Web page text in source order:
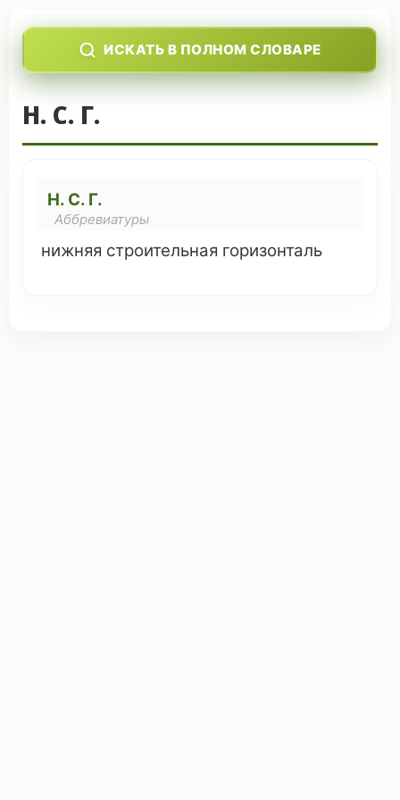
ИСКАТЬ В ПОЛНОМ СЛОВАРЕ
Н. С. Г.
Н. С. Г.
Аббревиатуры
нижняя строительная горизонталь